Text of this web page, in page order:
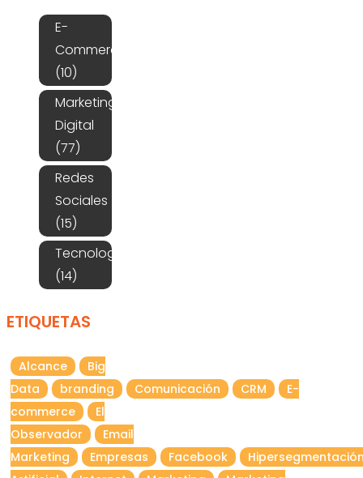
E-
Commerce
(10)
Marketing
Digital
(77)
Redes
Sociales
(15)
Tecnología
(14)
ETIQUETAS
Alcance
Big
Data
branding Comunicación CRM
E-
commerce
El
Observador
Email
Marketing
Empresas Facebook